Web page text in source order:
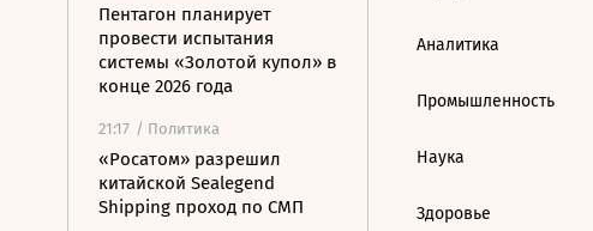
Пентагон планирует
провести испытания
системы «Золотой купол» в
конце 2026 года
21:17 / Политика
«Росатом» разрешил
китайской Sealegend
Shipping проход по СМП
Аналитика
Промышленность
Наука
Здоровье